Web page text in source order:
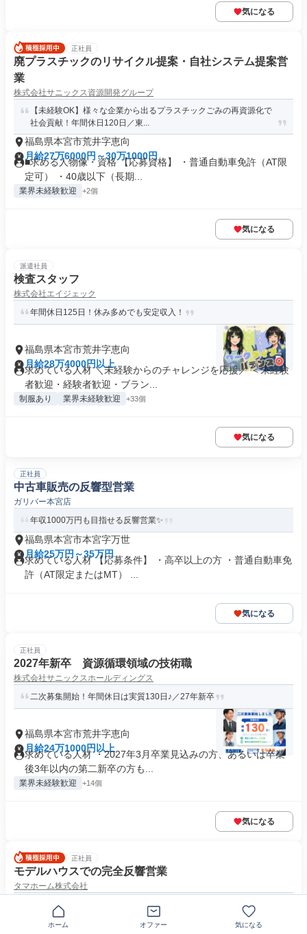
気になる
正社員
廃プラスチックのリサイクル提案・自社システム提案営
業
株式会社サニックス資源開発グループ
【未経験OK】様々な企業から出るプラスチックごみの再資源化で
社会貢献！年間休日120日／東...
福島県本宮市荒井字恵向
月給27万6000円～30万1000円
■求める人物像・資格 【応募資格】 ・普通自動車免許（AT限
定可） ・40歳以下（長期...
業界未経験歓迎 +2個
気になる
派遣社員
検査スタッフ
株式会社エイジェック
年間休日125日！休み多めでも安定収入！
福島県本宮市荒井字恵向
月給28万4000円以上
求めている人材 ＼未経験からのチャレンジを応援／ ＜未経験
者歓迎・経験者歓迎・ブラン...
制服あり 業界未経験歓迎 +33個
気になる
正社員
中古車販売の反響型営業
ガリバー本宮店
年収1000万円も目指せる反響営業✨
福島県本宮市本宮字万世
月給25万円～35万円
求めている人材 【応募条件】 ・高卒以上の方 ・普通自動車免
許（AT限定またはMT） ...
気になる
正社員
2027年新卒 資源循環領域の技術職
株式会社サニックスホールディングス
二次募集開始！年間休日は実質130日♪／27年新卒
福島県本宮市荒井字恵向
月給24万1000円以上
求めている人材 ・2027年3月卒業見込みの方、あるいは卒業
後3年以内の第二新卒の方も...
業界未経験歓迎 +14個
気になる
正社員
モデルハウスでの完全反響営業
タマホーム株式会社
【東証プライム上場】建築の基礎から研修します。
ホーム オファー 気になる